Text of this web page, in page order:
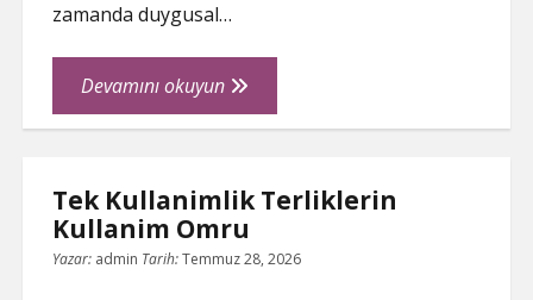
zamanda duygusal…
Devamını okuyunBahis
Bagimliligi
Almanin
Onemi
Tek Kullanimlik Terliklerin
Kullanim Omru
Yazar: admin Tarih:Temmuz 28, 2026